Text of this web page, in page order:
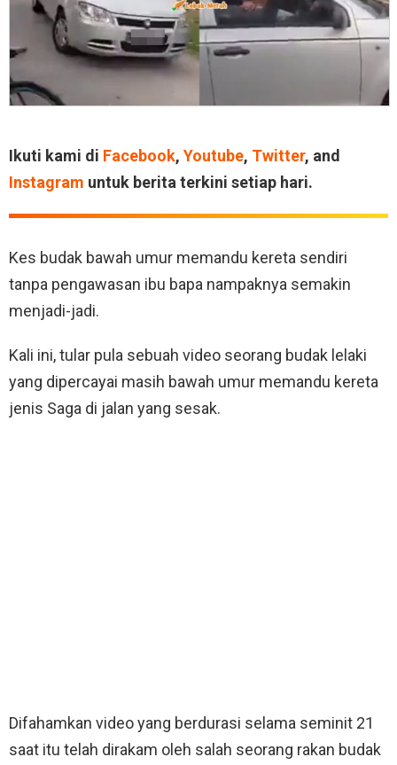
Ikuti kami di Facebook, Youtube, Twitter, and
Instagram untuk berita terkini setiap hari.
Kes budak bawah umur memandu kereta sendiri
tanpa pengawasan ibu bapa nampaknya semakin
menjadi-jadi.
Kali ini, tular pula sebuah video seorang budak lelaki
yang dipercayai masih bawah umur memandu kereta
jenis Saga di jalan yang sesak.
Difahamkan video yang berdurasi selama seminit 21
saat itu telah dirakam oleh salah seorang rakan budak